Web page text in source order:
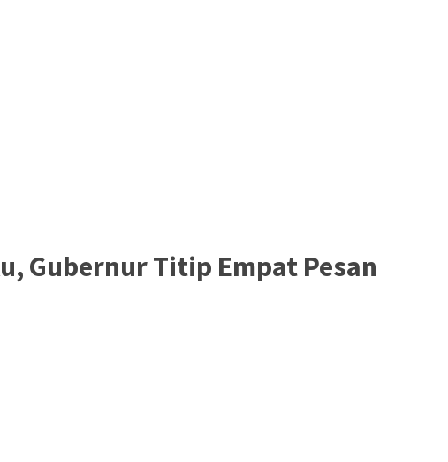
Gubernur Titip Empat Pesan